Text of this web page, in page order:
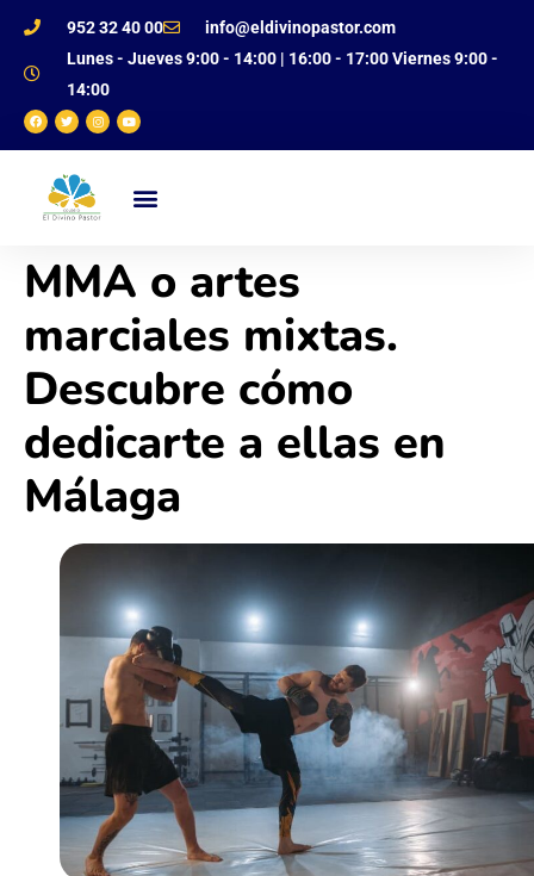
952 32 40 00
info@eldivinopastor.com
Lunes - Jueves 9:00 - 14:00 | 16:00 - 17:00 Viernes 9:00 -
14:00
MMA o artes
marciales mixtas.
Descubre cómo
dedicarte a ellas en
Málaga